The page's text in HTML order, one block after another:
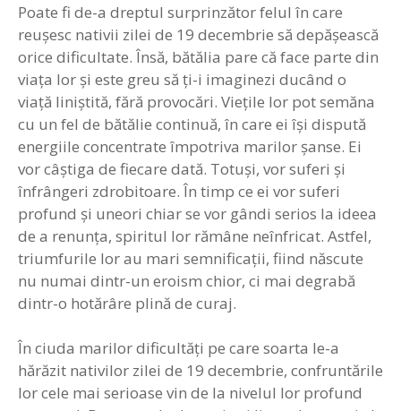
Poate fi de-a dreptul surprinzător felul în care
reuşesc nativii zilei de 19 decembrie să depăşească
orice dificultate. Însă, bătălia pare că face parte din
viaţa lor şi este greu să ţi-i imaginezi ducând o
viaţă liniştită, fără provocări. Vieţile lor pot semăna
cu un fel de bătălie continuă, în care ei îşi dispută
energiile concentrate împotriva marilor şanse. Ei
vor câştiga de fiecare dată. Totuşi, vor suferi şi
înfrângeri zdrobitoare. În timp ce ei vor suferi
profund şi uneori chiar se vor gândi serios la ideea
de a renunţa, spiritul lor rămâne neînfricat. Astfel,
triumfurile lor au mari semnificaţii, fiind născute
nu numai dintr-un eroism chior, ci mai degrabă
dintr-o hotărâre plină de curaj.
În ciuda marilor dificultăţi pe care soarta le-a
hărăzit nativilor zilei de 19 decembrie, confruntările
lor cele mai serioase vin de la nivelul lor profund